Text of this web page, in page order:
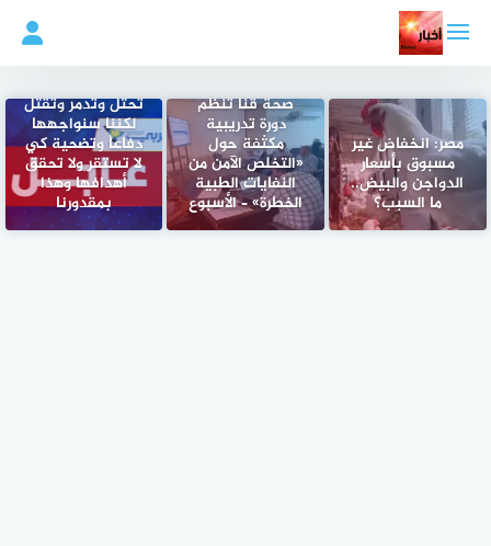
المحتوى
مصر: انخفاض غير
مسبوق بأسعار
الدواجن والبيض..
ما السبب؟
صحة قنا تُنظم
دورة تدريبية
مكثفة حول
«التخلص الآمن من
النفايات الطبية
الخطرة» – الأسبوع
تحتل وتدمّر وتقتل
لكننا سنواجهها
دفاعاً وتضحية كي
لا تستقر ولا تحقق
أهدافها وهذا
بمقدورنا